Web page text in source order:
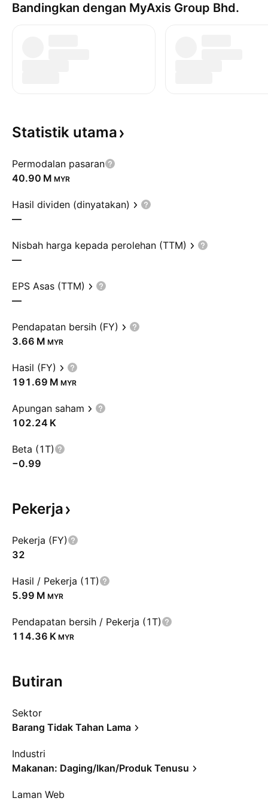
Bandingkan dengan MyAxis Group Bhd.
Statistik utama
Permodalan pasaran
‪40.90 M‬ MYR
Hasil dividen (dinyatakan)
—
Nisbah harga kepada perolehan (TTM)
—
EPS Asas (TTM)
—
Pendapatan bersih (FY)
‪3.66 M‬ MYR
Hasil (FY)
‪191.69 M‬ MYR
Apungan saham
‪102.24 K‬
Beta (1T)
−0.99
Pekerja
Pekerja (FY)
32
Hasil / Pekerja (1T)
‪5.99 M‬ MYR
Pendapatan bersih / Pekerja (1T)
‪114.36 K‬ MYR
Butiran
Sektor
Barang Tidak Tahan Lama
Industri
Makanan: Daging/Ikan/Produk Tenusu
Laman Web